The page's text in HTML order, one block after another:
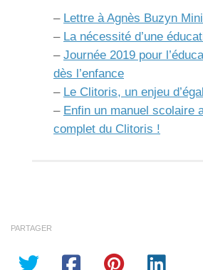
– Lettre à Agnès Buzyn
– La nécessité d’une
– Journée 2019 pour
dès l’enfance
– Le Clitoris, un enjeu
– Enfin un manuel scolaire
complet du Clitoris !
PARTAGER